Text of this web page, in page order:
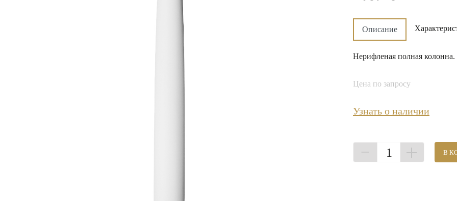
Описание
Нерифленая полная колонна.
Цена по запросу
Узнать о наличии
1 В